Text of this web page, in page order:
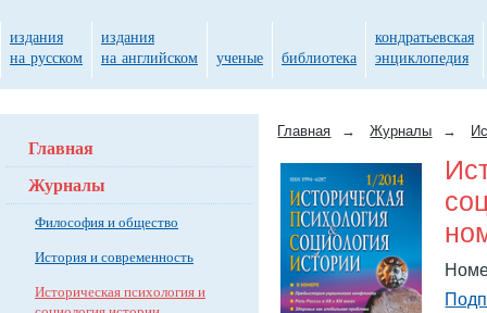
Главная → Журналы →
Главная
Журналы
Философия и общество
История и современность
Историческая психология и
издания
на русском
издания
на английском
ученые библиотека
кондратьевская
энциклопедия